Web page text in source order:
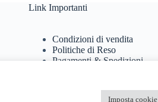
Link Importanti
Condizioni di vendita
Politiche di Reso
Pagamenti & Spedizioni
Cookie Policy
Imposta cookie